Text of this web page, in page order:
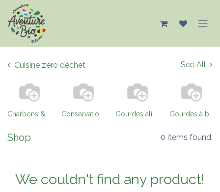
Se rendre au contenu
Cuisine zéro déchet See All
Shop 0 items found.
We couldn't find any product!